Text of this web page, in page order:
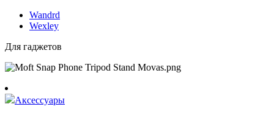
Wandrd
Wexley
Для гаджетов
Аксессуары